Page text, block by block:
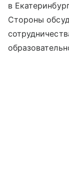
в
Стороны